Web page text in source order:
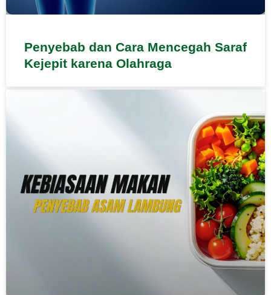
Penyebab dan Cara Mencegah Saraf
Kejepit karena Olahraga